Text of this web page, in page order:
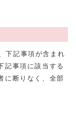
下記事項が含まれ
記事項に該当する
に断りなく、全部